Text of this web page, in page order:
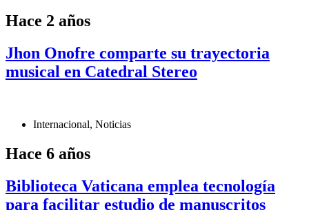
Hace 2 años
Jhon Onofre comparte su trayectoria
musical en Catedral Stereo
Internacional, Noticias
Hace 6 años
Biblioteca Vaticana emplea tecnología
para facilitar estudio de manuscritos